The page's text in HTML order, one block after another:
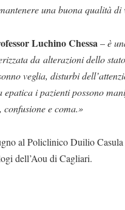
una buona qualità di
Luchino Chessa–è
da alterazioni dello
veglia, disturbi
i pazienti possono
e coma.»
al Policlinico Duilio
dell’Aou di Cagliari.